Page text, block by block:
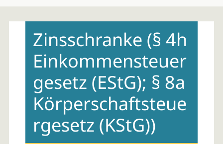
contentZinsschranke (§ 4h
Einkommensteuer
gesetz (EStG); § 8a
Körperschaftsteue
rgesetz (KStG))